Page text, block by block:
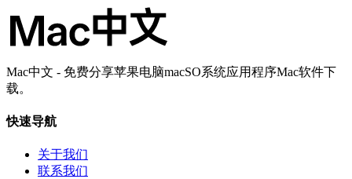
Mac中文 - 免费分享苹果电脑macSO系统应用程序Mac软件下
载。
快速导航
关于我们
联系我们